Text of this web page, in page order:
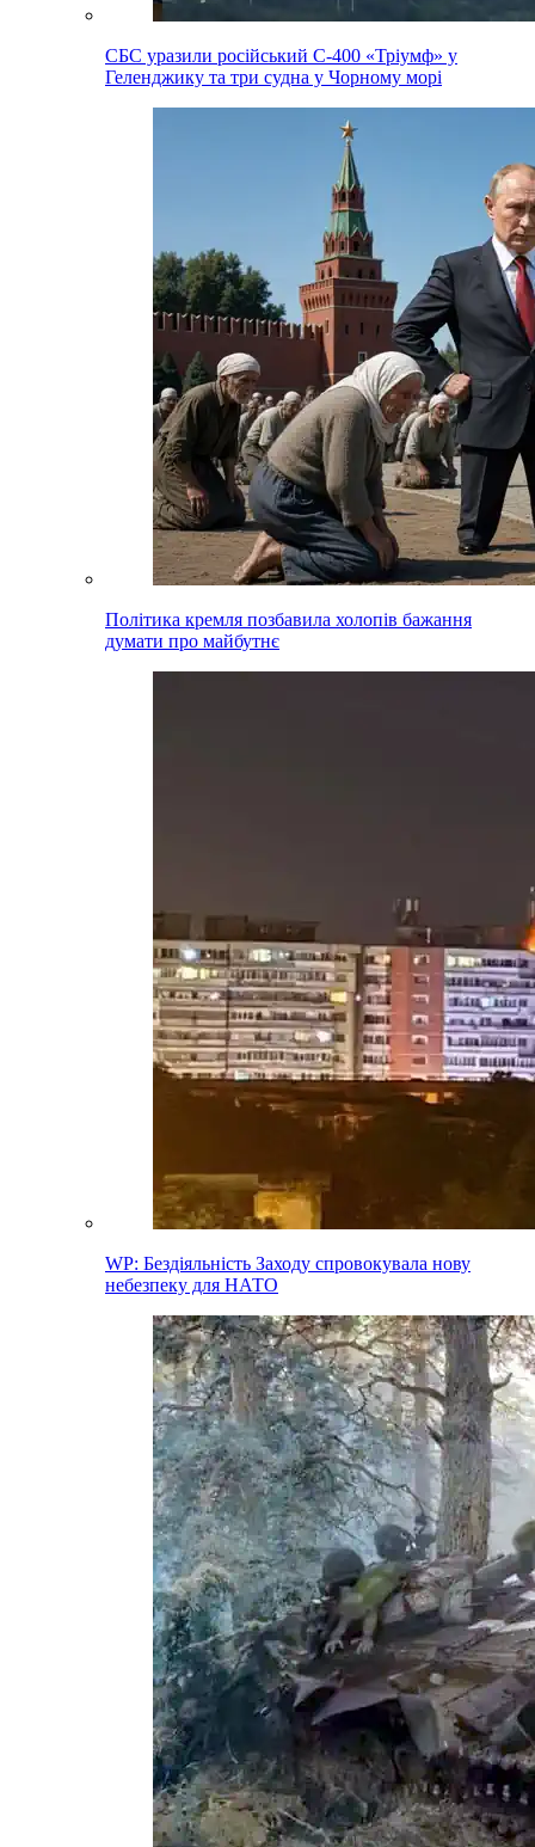
СБС уразили російський С-400 «Тріумф» у
Геленджику та три судна у Чорному морі
Політика кремля позбавила холопів бажання
думати про майбутнє
WP: Бездіяльність Заходу спровокувала нову
небезпеку для НАТО